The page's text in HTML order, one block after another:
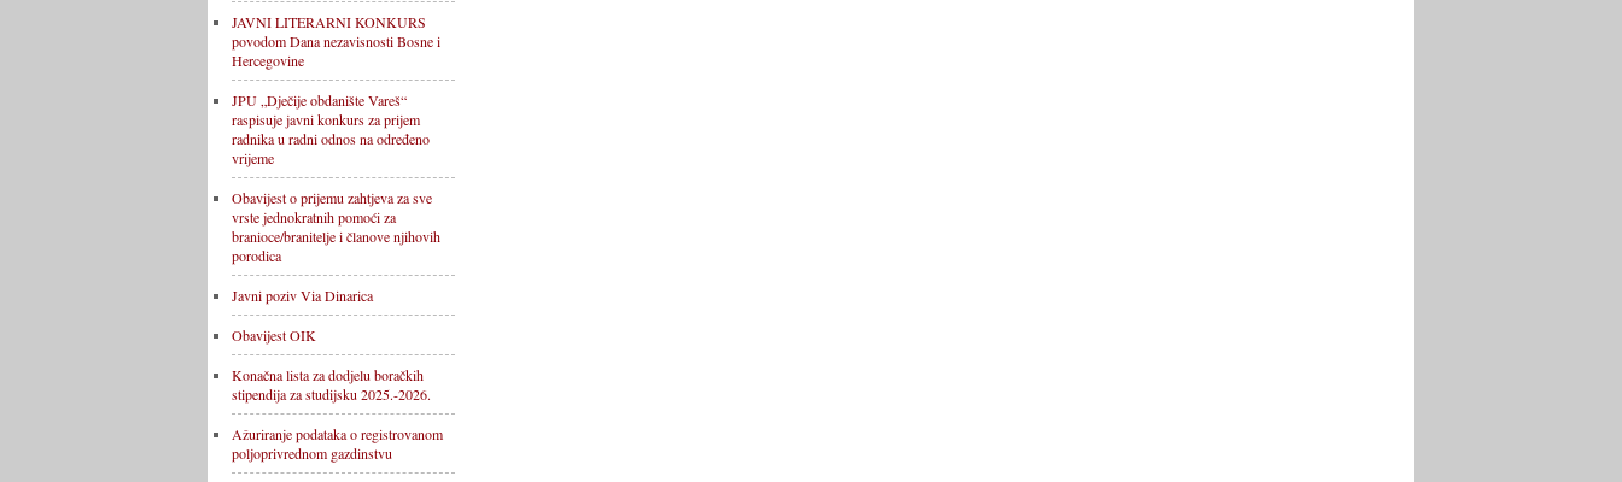
JAVNI LITERARNI KONKURS
povodom Dana nezavisnosti Bosne i
Hercegovine
JPU „Dječije obdanište Vareš“
raspisuje javni konkurs za prijem
radnika u radni odnos na određeno
vrijeme
Obavijest o prijemu zahtjeva za sve
vrste jednokratnih pomoći za
branioce/branitelje i članove njihovih
porodica
Javni poziv Via Dinarica
Obavijest OIK
Konačna lista za dodjelu boračkih
stipendija za studijsku 2025.-2026.
Ažuriranje podataka o registrovanom
poljoprivrednom gazdinstvu